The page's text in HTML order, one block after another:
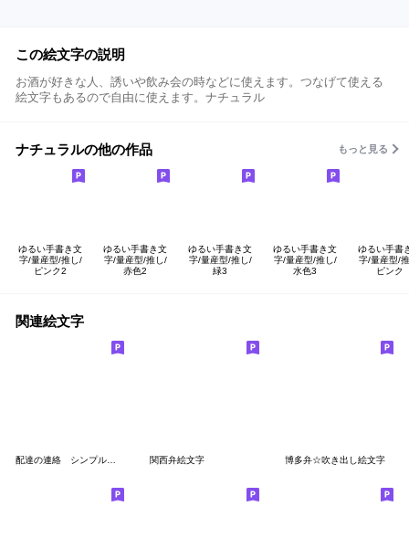
この絵文字の説明
お酒が好きな人、誘いや飲み会の時などに使えます。つなげて使える
絵文字もあるので自由に使えます。ナチュラル
ナチュラルの他の作品 もっと見る
ゆるい手書き文
字/量産型/推し/
ピンク2
ゆるい手書き文
字/量産型/推し/
赤色2
ゆるい手書き文
字/量産型/推し/
緑3
ゆるい手書き文
字/量産型/推し/
水色3
ゆるい手書
字/量産型/
ピンク
関連絵文字
関西弁絵文字 博多弁☆吹き出し絵文字